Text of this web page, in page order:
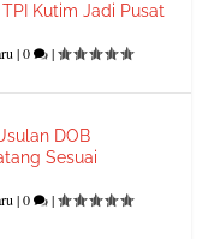
Kutim Jadi Pusat
|0 |
DOB
Sesuai
|0 |